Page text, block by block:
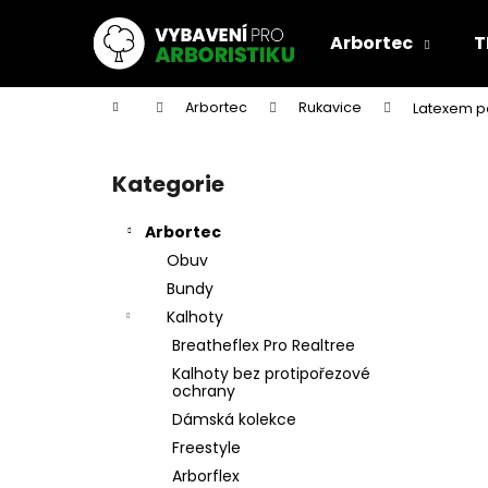
Arbortec
Domů Arbortec Rukavice Latexem
Přeskočit
kategorie
Kategorie
Arbortec
Obuv
Bundy
Kalhoty
Breatheflex Pro Realtree
Kalhoty bez protipořezové
ochrany
Dámská kolekce
Freestyle
Arborflex
í
Zpět
do
Zpět
do